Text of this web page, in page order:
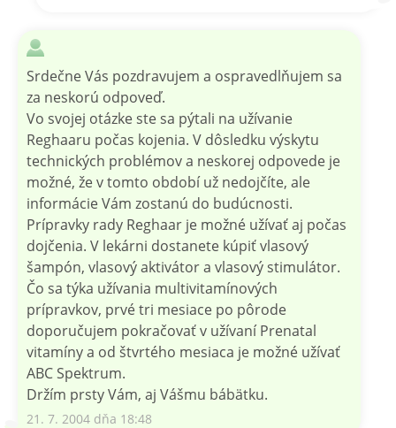
Srdečne Vás pozdravujem a ospravedlňujem sa
za neskorú odpoveď.
Vo svojej otázke ste sa pýtali na užívanie
Reghaaru počas kojenia. V dôsledku výskytu
technických problémov a neskorej odpovede je
možné, že v tomto období už nedojčíte, ale
informácie Vám zostanú do budúcnosti.
Prípravky rady Reghaar je možné užívať aj počas
dojčenia. V lekárni dostanete kúpiť vlasový
šampón, vlasový aktivátor a vlasový stimulátor.
Čo sa týka užívania multivitamínových
prípravkov, prvé tri mesiace po pôrode
doporučujem pokračovať v užívaní Prenatal
vitamíny a od štvrtého mesiaca je možné užívať
ABC Spektrum.
Držím prsty Vám, aj Vášmu bábätku.
21. 7. 2004 dňa 18:48